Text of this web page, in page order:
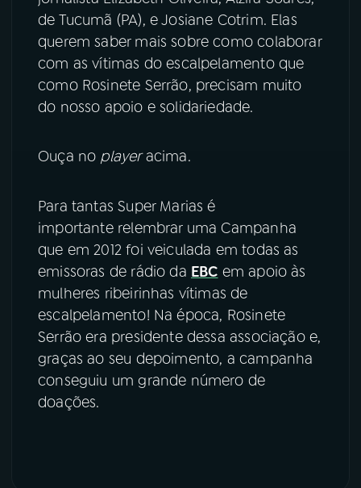
de Tucumã (PA), e Josiane Cotrim. Elas
querem saber mais sobre como colaborar
com as vítimas do escalpelamento que
como Rosinete Serrão, precisam muito
do nosso apoio e solidariedade.
Ouça no playeracima.
Para tantas Super Marias é
importante relembrar uma Campanha
que em 2012 foi veiculada em todas as
emissoras de rádio da EBC em apoio às
mulheres ribeirinhas vítimas de
escalpelamento! Na época, Rosinete
Serrão era presidente dessa associação e,
graças ao seu depoimento, a campanha
conseguiu um grande número de
doações.